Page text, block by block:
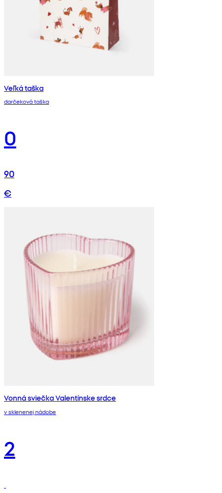
Veľká taška
darčeková taška
0
90
€
Vonná sviečka Valentínske srdce
v sklenenej nádobe
2